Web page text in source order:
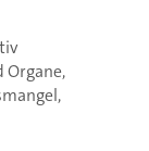
Organe,